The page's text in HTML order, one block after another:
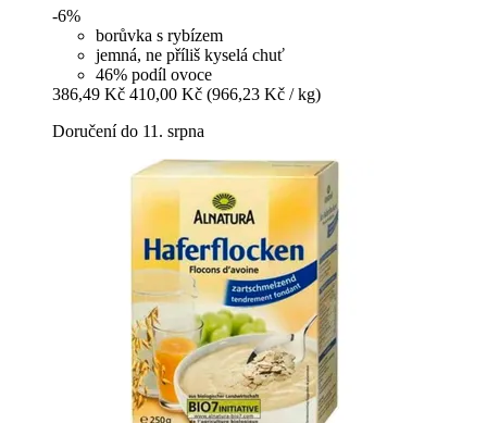
-6%
borůvka s rybízem
jemná, ne příliš kyselá chuť
46% podíl ovoce
386,49 Kč 410,00 Kč (966,23 Kč / kg)
Doručení do 11. srpna